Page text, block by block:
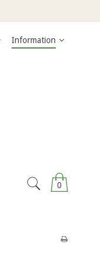
Information
0